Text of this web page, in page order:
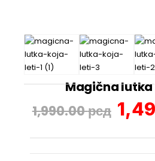
Magična
1,990.00рсд